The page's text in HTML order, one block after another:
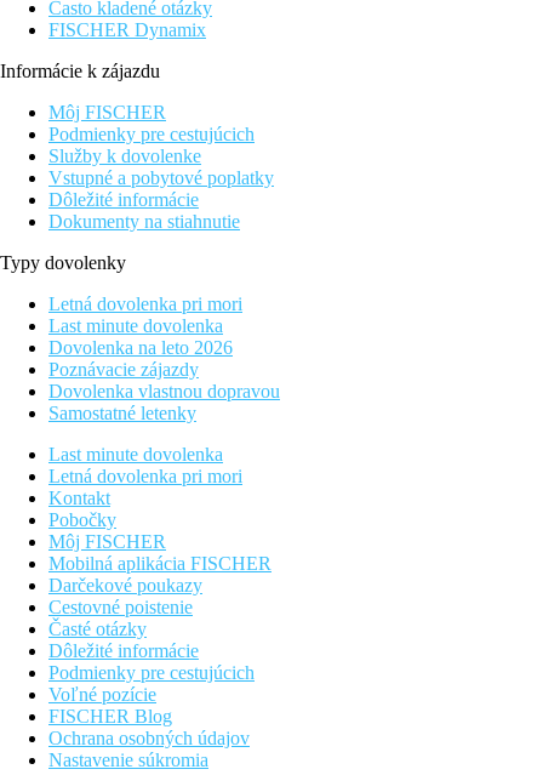
Často kladené otázky
FISCHER Dynamix
Informácie k zájazdu
Môj FISCHER
Podmienky pre cestujúcich
Služby k dovolenke
Vstupné a pobytové poplatky
Dôležité informácie
Dokumenty na stiahnutie
Typy dovolenky
Letná dovolenka pri mori
Last minute dovolenka
Dovolenka na leto 2026
Poznávacie zájazdy
Dovolenka vlastnou dopravou
Samostatné letenky
Last minute dovolenka
Letná dovolenka pri mori
Kontakt
Pobočky
Môj FISCHER
Mobilná aplikácia FISCHER
Darčekové poukazy
Cestovné poistenie
Časté otázky
Dôležité informácie
Podmienky pre cestujúcich
Voľné pozície
FISCHER Blog
Ochrana osobných údajov
Nastavenie súkromia